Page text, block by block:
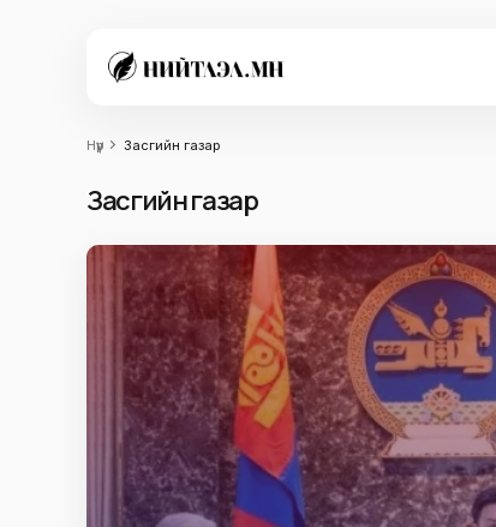
Нүүр Засгийн газар
Засгийн газар